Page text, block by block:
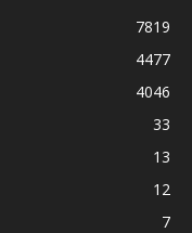
7819
4477
4046
33
13
12
7